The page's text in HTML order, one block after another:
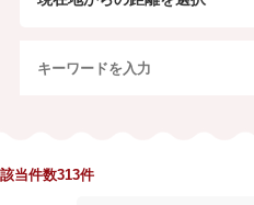
該当件数313件